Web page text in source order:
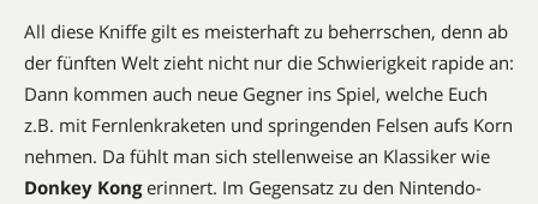
All diese Kniffe gilt es meisterhaft zu beherrschen, denn ab
der fünften Welt zieht nicht nur die Schwierigkeit rapide an:
Dann kommen auch neue Gegner ins Spiel, welche Euch
z.B. mit Fernlenkraketen und springenden Felsen aufs Korn
nehmen. Da fühlt man sich stellenweise an Klassiker wie
Donkey Kongerinnert. Im Gegensatz zu den Nintendo-